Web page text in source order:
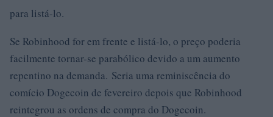
para listá-lo.
Se Robinhood for em frente e listá-lo, o preço poderia
facilmente tornar-se parabólico devido a um aumento
repentino na demanda. Seria uma reminiscência do
comício Dogecoin de fevereiro depois que Robinhood
reintegrou as ordens de compra do Dogecoin.